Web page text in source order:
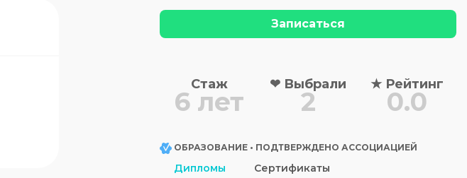
Записаться
Стаж
6 лет
❤ Выбрали
2
★ Рейтинг
0.0
ОБРАЗОВАНИЕ • ПОДТВЕРЖДЕНО АССОЦИАЦИЕЙ
Дипломы Сертификаты